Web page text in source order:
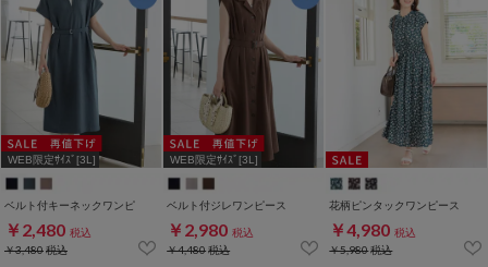
WEB限定ｻｲｽﾞ[3L]
ベルト付キーネックワンピ
￥2,480 税込
￥3,480税込
WEB限定ｻｲｽﾞ[3L]
ベルト付ジレワンピース
￥2,980 税込
￥4,480税込
花柄ピンタックワンピース
￥4,980 税込
￥5,980税込